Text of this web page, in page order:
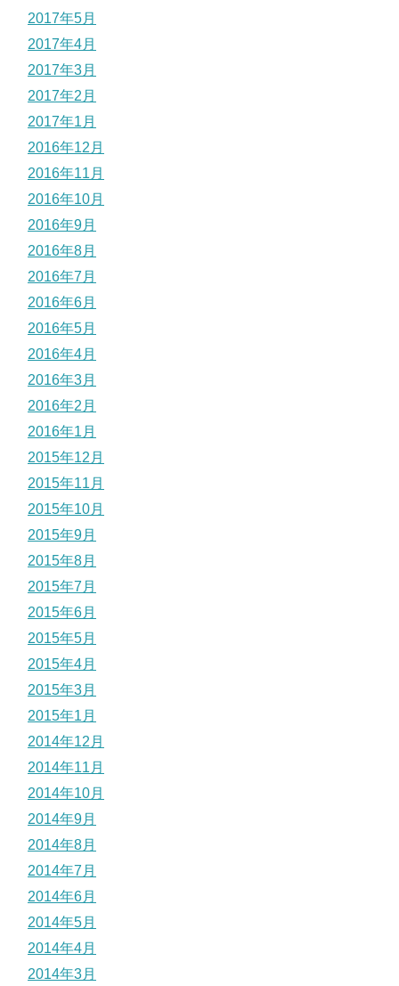
2017年5月
2017年4月
2017年3月
2017年2月
2017年1月
2016年12月
2016年11月
2016年10月
2016年9月
2016年8月
2016年7月
2016年6月
2016年5月
2016年4月
2016年3月
2016年2月
2016年1月
2015年12月
2015年11月
2015年10月
2015年9月
2015年8月
2015年7月
2015年6月
2015年5月
2015年4月
2015年3月
2015年1月
2014年12月
2014年11月
2014年10月
2014年9月
2014年8月
2014年7月
2014年6月
2014年5月
2014年4月
2014年3月